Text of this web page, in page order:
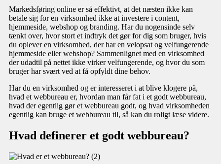
Markedsføring online er så effektivt, at det næsten ikke kan
betale sig for en virksomhed ikke at investere i content,
hjemmeside, webshop og branding. Har du nogensinde selv
tænkt over, hvor stort et indtryk det gør for dig som bruger, hvis
du oplever en virksomhed, der har en velopsat og velfungerende
hjemmeside eller webshop? Sammenlignet med en virksomhed
der udadtil på nettet ikke virker velfungerende, og hvor du som
bruger har svært ved at få opfyldt dine behov.
Har du en virksomhed og er interesseret i at blive klogere på,
hvad et webbureau er, hvordan man får fat i et godt webbureau,
hvad der egentlig gør et webbureau godt, og hvad virksomheden
egentlig kan bruge et webbureau til, så kan du roligt læse videre.
Hvad definerer et godt webbureau?